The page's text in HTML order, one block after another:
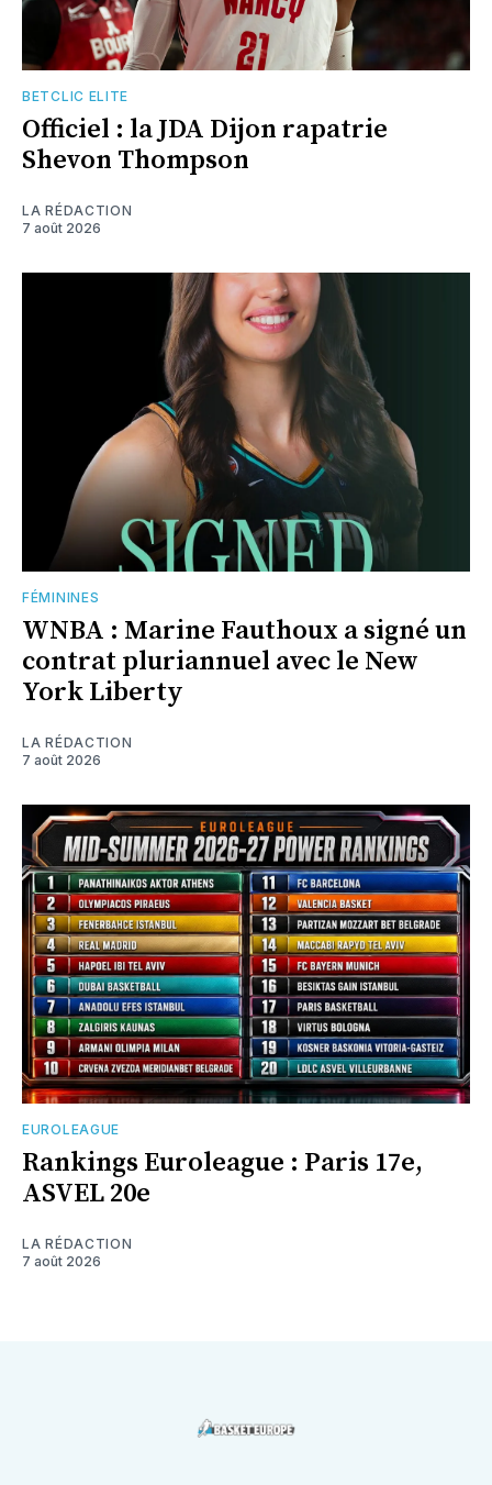
BETCLIC ELITE
Officiel : la JDA Dijon rapatrie
Shevon Thompson
LA RÉDACTION
7 août 2026
FÉMININES
WNBA : Marine Fauthoux a signé un
contrat pluriannuel avec le New
York Liberty
LA RÉDACTION
7 août 2026
EUROLEAGUE
Rankings Euroleague : Paris 17e,
ASVEL 20e
LA RÉDACTION
7 août 2026